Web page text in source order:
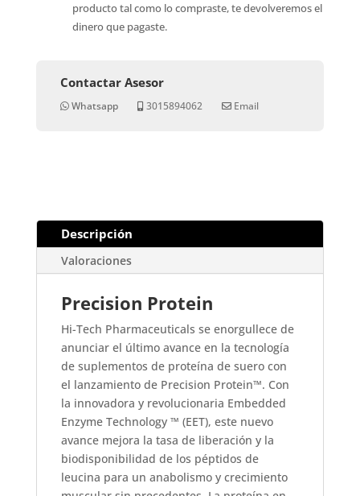
producto tal como lo compraste, te devolveremos el
dinero que pagaste.
Contactar Asesor
Whatsapp 3015894062 Email
Descripción
Valoraciones
Precision Protein
Hi-Tech Pharmaceuticals se enorgullece de
anunciar el último avance en la tecnología
de suplementos de proteína de suero con
el lanzamiento de Precision Protein™. Con
la innovadora y revolucionaria Embedded
Enzyme Technology ™ (EET), este nuevo
avance mejora la tasa de liberación y la
biodisponibilidad de los péptidos de
leucina para un anabolismo y crecimiento